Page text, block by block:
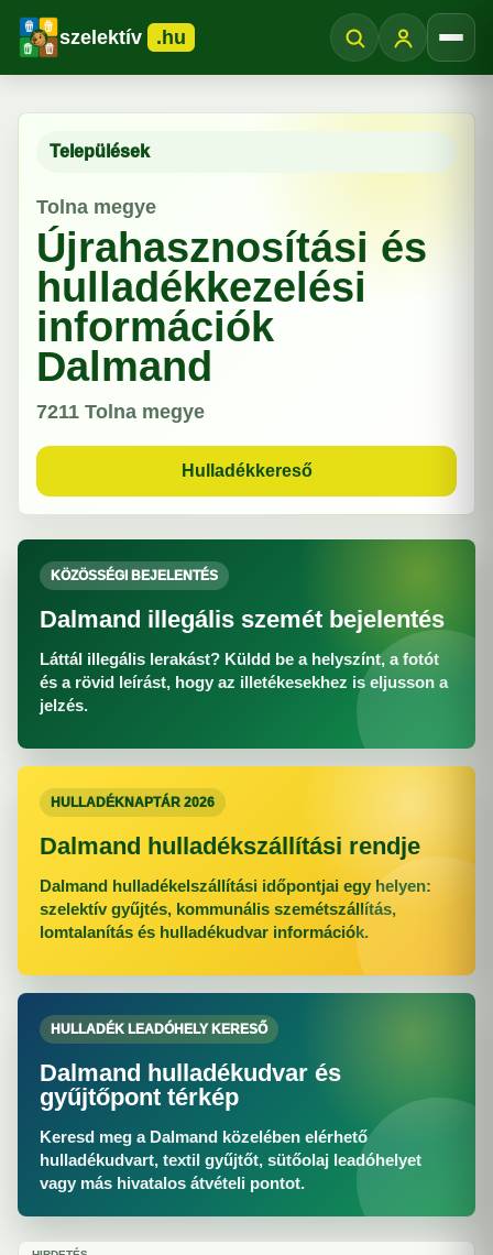
szelektív .hu
Települések
Tolna megye
Újrahasznosítási és
hulladékkezelési
információk
Dalmand
7211 Tolna megye
Hulladékkereső
KÖZÖSSÉGI BEJELENTÉS
Dalmand illegális szemét bejelentés
Láttál illegális lerakást? Küldd be a helyszínt, a fotót
és a rövid leírást, hogy az illetékesekhez is eljusson a
jelzés.
HULLADÉKNAPTÁR 2026
Dalmand hulladékszállítási rendje
Dalmand hulladékelszállítási időpontjai egy helyen:
szelektív gyűjtés, kommunális szemétszállítás,
lomtalanítás és hulladékudvar információk.
HULLADÉK LEADÓHELY KERESŐ
Dalmand hulladékudvar és
gyűjtőpont térkép
Keresd meg a Dalmand közelében elérhető
hulladékudvart, textil gyűjtőt, sütőolaj leadóhelyet
vagy más hivatalos átvételi pontot.